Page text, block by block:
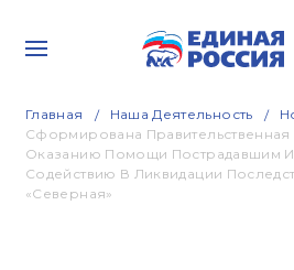
Главная Наша Деятельность
Сформирована
Оказанию Помощи Пострадавшим
Содействию В Ликвидации
«Северная»